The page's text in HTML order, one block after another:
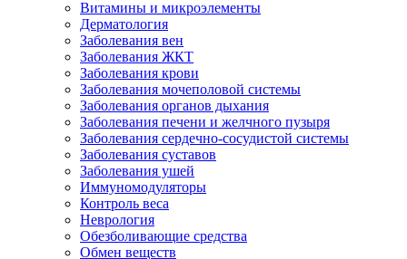
Витамины и микроэлементы
Дерматология
Заболевания вен
Заболевания ЖКТ
Заболевания крови
Заболевания мочеполовой системы
Заболевания органов дыхания
Заболевания печени и желчного пузыря
Заболевания сердечно-сосудистой системы
Заболевания суставов
Заболевания ушей
Иммуномодуляторы
Контроль веса
Неврология
Обезболивающие средства
Обмен веществ